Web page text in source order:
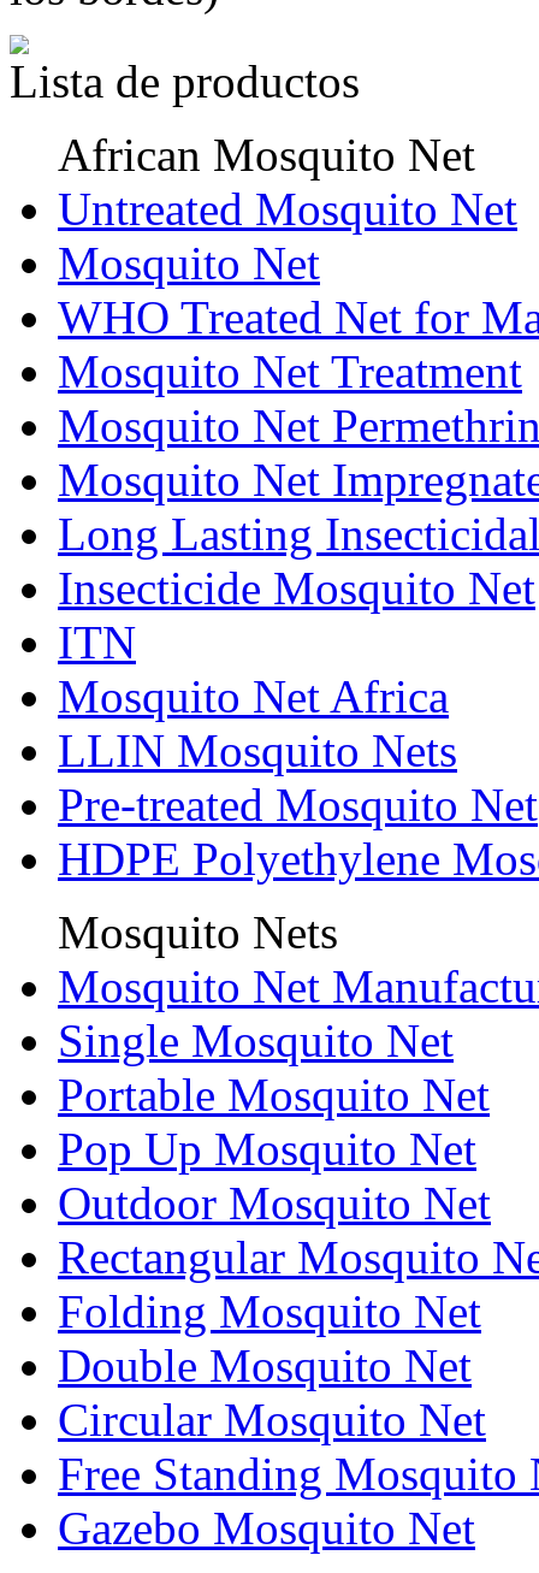
Lista de productos
African Mosquito Net
Untreated Mosquito Net
Mosquito Net
WHO Treated Net for
Mosquito Net Treatment
Mosquito Net
Mosquito Net
Long Lasting
Insecticide Mosquito Net
ITN
Mosquito Net Africa
LLIN Mosquito Nets
Pre-treated Mosquito Net
HDPE Polyethylene
Mosquito Nets
Mosquito Net
Single Mosquito Net
Portable Mosquito Net
Pop Up Mosquito Net
Outdoor Mosquito Net
Rectangular Mosquito
Folding Mosquito Net
Double Mosquito Net
Circular Mosquito Net
Free Standing Mosquito
Gazebo Mosquito Net